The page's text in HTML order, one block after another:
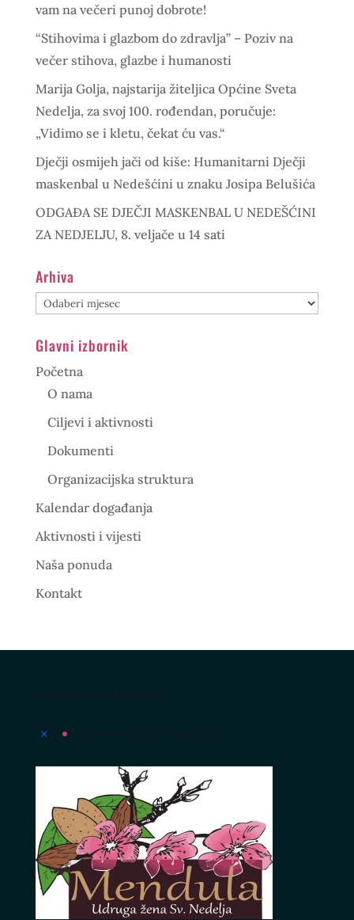
vam na večeri punoj dobrote!
“Stihovima i glazbom do zdravlja” – Poziv na
večer stihova, glazbe i humanosti
Marija Golja, najstarija žiteljica Općine Sveta
Nedelja, za svoj 100. rođendan, poručuje:
„Vidimo se i kletu, čekat ću vas.“
Dječji osmijeh jači od kiše: Humanitarni Dječji
maskenbal u Nedešćini u znaku Josipa Belušića
ODGAĐA SE DJEČJI MASKENBAL U NEDEŠĆINI
ZA NEDJELJU, 8. veljače u 14 sati
Arhiva
Arhiva
Glavni izbornik
Početna
O nama
Ciljevi i aktivnosti
Dokumenti
Organizacijska struktura
Kalendar događanja
Aktivnosti i vijesti
Naša ponuda
Kontakt